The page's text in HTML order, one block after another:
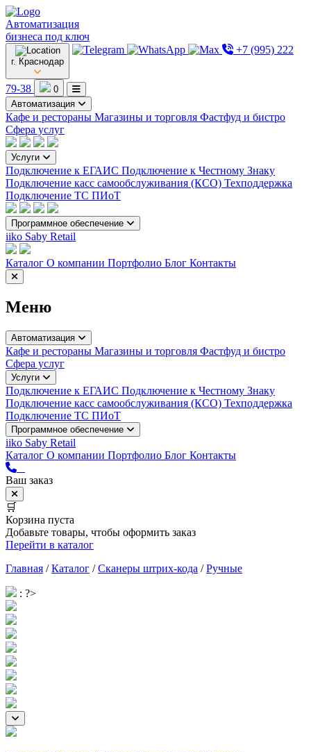
Автоматизация
бизнеса под ключ
г. Краснодар
+7 (995) 222
79-38
0
Автоматизация
Кафе и рестораны Магазины и торговля Фастфуд и бистро
Сфера услуг
Услуги
Подключение к ЕГАИС Подключение к Честному Знаку
Подключение касс самообслуживания (КСО) Техподдержка
Подключение ТС ПИоТ
Программное обеспечение
iiko Saby Retail
Каталог О компании Портфолио Блог Контакты
Меню
Автоматизация
Кафе и рестораны Магазины и торговля Фастфуд и бистро
Сфера услуг
Услуги
Подключение к ЕГАИС Подключение к Честному Знаку
Подключение касс самообслуживания (КСО) Техподдержка
Подключение ТС ПИоТ
Программное обеспечение
iiko Saby Retail
Каталог О компании Портфолио Блог Контакты
Ваш заказ
🛒
Корзина пуста
Добавьте товары, чтобы оформить заказ
Перейти в каталог
Главная /Каталог /Сканеры штрих-кода /Ручные
: ?>